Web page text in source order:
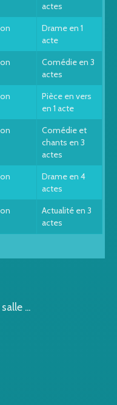
actes
Drame en 1
acte
Comédie en 3
actes
Pièce en vers
en 1 acte
Comédie et
chants en 3
actes
Drame en 4
actes
Actualité en 3
actes
...